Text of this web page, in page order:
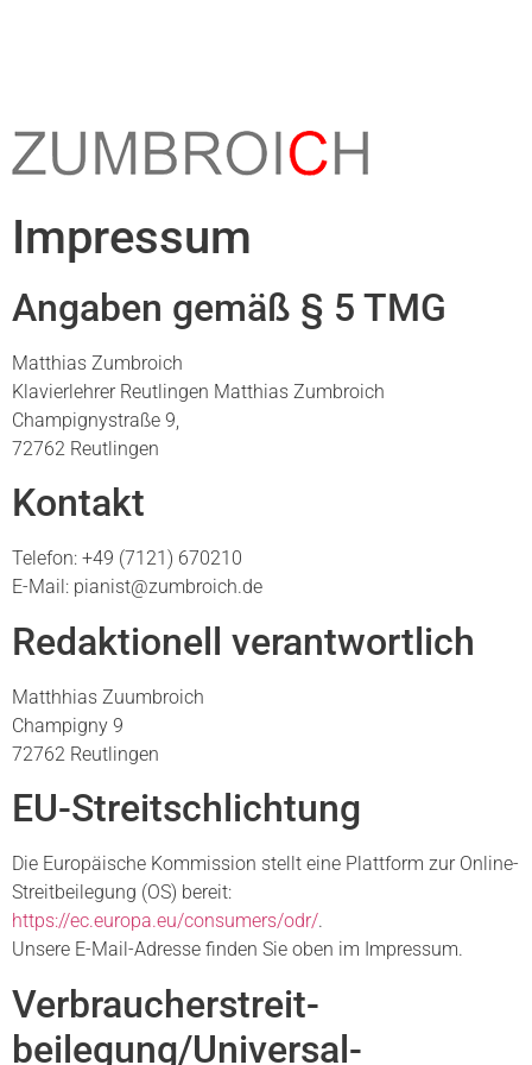
Impressum
Angaben gemäß § 5 TMG
Matthias Zumbroich
Klavierlehrer Reutlingen Matthias Zumbroich
Champignystraße 9,
72762 Reutlingen
Kontakt
Telefon: +49 (7121) 670210
E-Mail: pianist@zumbroich.de
Redaktionell verantwortlich
Matthhias Zuumbroich
Champigny 9
72762 Reutlingen
EU-Streitschlichtung
Die Europäische Kommission stellt eine Plattform zur Online-
Streitbeilegung (OS) bereit:
https://ec.europa.eu/consumers/odr/.
Unsere E-Mail-Adresse finden Sie oben im Impressum.
Verbraucher­streit­
beilegung/Universal­